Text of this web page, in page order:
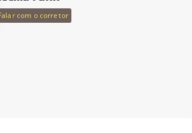
com o corretor